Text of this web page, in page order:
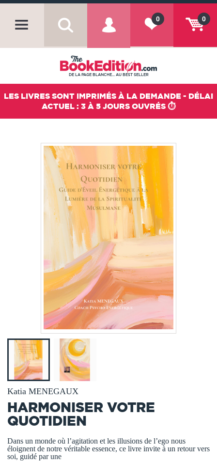
0
0
DE LA PAGE BLANCHE... AU BEST SELLER
LES LIVRES SONT IMPRIMÉS À LA DEMANDE - DÉLAI
ACTUEL : 3 À 5 JOURS OUVRÉS ⏱️
Katia MENEGAUX
HARMONISER VOTRE
QUOTIDIEN
Dans un monde où l’agitation et les illusions de l’ego nous
éloignent de notre véritable essence, ce livre invite à un retour vers
soi, guidé par une